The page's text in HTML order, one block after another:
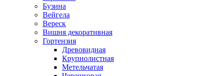
Бузина
Вейгела
Вереск
Вишня декоративная
Гортензия
Древовидная
Крупнолистная
Метельчатая